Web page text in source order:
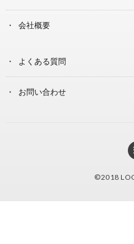
会社概要
よくある質問
お問い合わせ
©2018